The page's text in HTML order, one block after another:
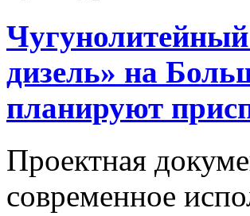
дизель» на
планируют
Проектная
современное